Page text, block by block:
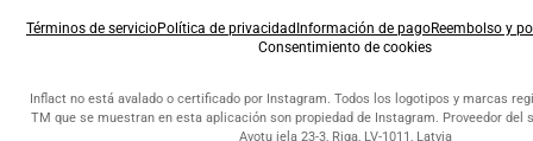
Términos de servicioPolítica de privacidadInformación de pagoReembolso y
Consentimiento de cookies
Inflact no está avalado o certificado por Instagram. Todos los logotipos y marcas
TM que se muestran en esta aplicación son propiedad de Instagram. Proveedor del
Avotu iela 23-3, Riga, LV-1011, Latvia